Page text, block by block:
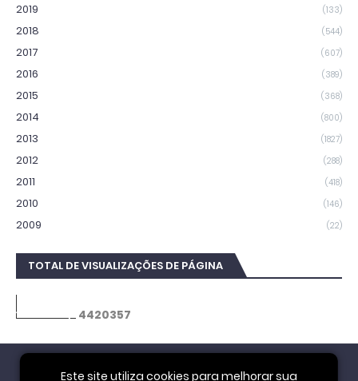
2019 (133)
2018 (544)
2017 (607)
2016 (389)
2015 (368)
2014 (800)
2013 (1827)
2012 (288)
2011 (418)
2010 (146)
2009 (22)
TOTAL DE VISUALIZAÇÕES DE PÁGINA
4420357
Este site utiliza cookies para melhorar sua